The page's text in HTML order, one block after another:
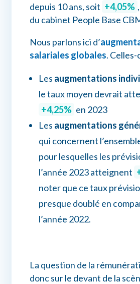
depuis 10 ans, soit +4,05%
du cabinet People Base
Nous parlons ici d’
salariales globales.
Les augmentations
le taux moyen devrait
+4,25% en 2023
Les augmentations
qui concernent
pour lesquelles les
l’année 2023 atteignent
noter que ce taux
presque doublé en
l’année 2022.
La question de la
donc sur le devant de la